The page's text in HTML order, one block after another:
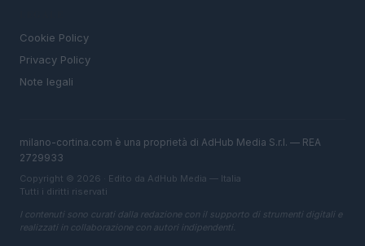
Cookie Policy
Privacy Policy
Note legali
milano-cortina.com è una proprietà di AdHub Media S.r.l. — REA
2729933
Copyright © 2026 · Edito da AdHub Media — Italia
Tutti i diritti riservati
I contenuti sono curati dalla redazione con il supporto di strumenti digitali e
realizzati in collaborazione con autori indipendenti.